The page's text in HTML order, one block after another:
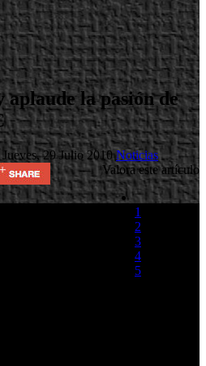
aplaude la pasión de
Jueves, 29 Julio 2010Noticias
Valora este artículo
1
2
3
4
5
de The